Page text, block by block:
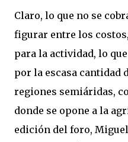
Claro, lo que no se
figurar entre los
para la actividad, lo
por la escasa cantidad
regiones semiáridas,
donde se opone a la
edición del foro,